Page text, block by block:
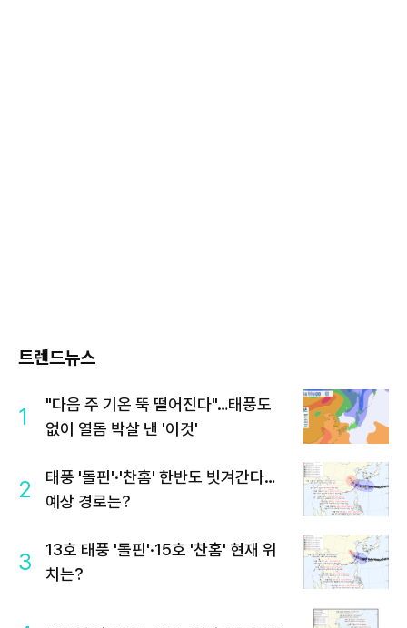
트렌드뉴스
1
"다음 주 기온 뚝 떨어진다"…태풍도
없이 열돔 박살 낸 '이것'
2
태풍 '돌핀'·'찬홈' 한반도 빗겨간다…
예상 경로는?
3
13호 태풍 '돌핀'·15호 '찬홈' 현재 위
치는?